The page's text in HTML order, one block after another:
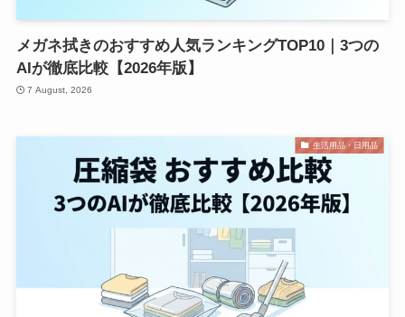
メガネ拭きのおすすめ人気ランキングTOP10｜3つの
AIが徹底比較【2026年版】
7 August, 2026
生活用品・日用品